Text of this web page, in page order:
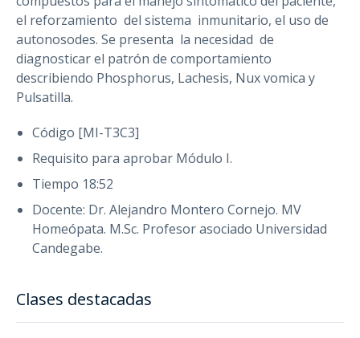
el reforzamiento del sistema inmunitario, el uso de
autonosodes. Se presenta la necesidad de
diagnosticar el patrón de comportamiento
describiendo Phosphorus, Lachesis, Nux vomica y
Pulsatilla.
Código [MI-T3C3]
Requisito para aprobar Módulo I.
Tiempo 18:52
Docente: Dr. Alejandro Montero Cornejo. MV
Homeópata. M.Sc. Profesor asociado Universidad
Candegabe.
Clases destacadas